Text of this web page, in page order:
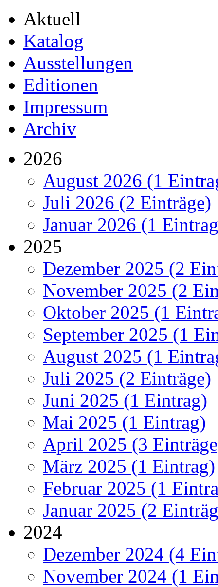
Aktuell
Katalog
Ausstellungen
Editionen
Impressum
Archiv
2026
August 2026 (1
Juli 2026 (2 Einträge)
Januar 2026 (1
2025
Dezember 2025 (2
November 2025 (2
Oktober 2025 (1
September 2025 (1
August 2025 (1
Juli 2025 (2 Einträge)
Juni 2025 (1 Eintrag)
Mai 2025 (1 Eintrag)
April 2025 (3
März 2025 (1 Eintrag)
Februar 2025 (1
Januar 2025 (2
2024
Dezember 2024 (4
November 2024 (1